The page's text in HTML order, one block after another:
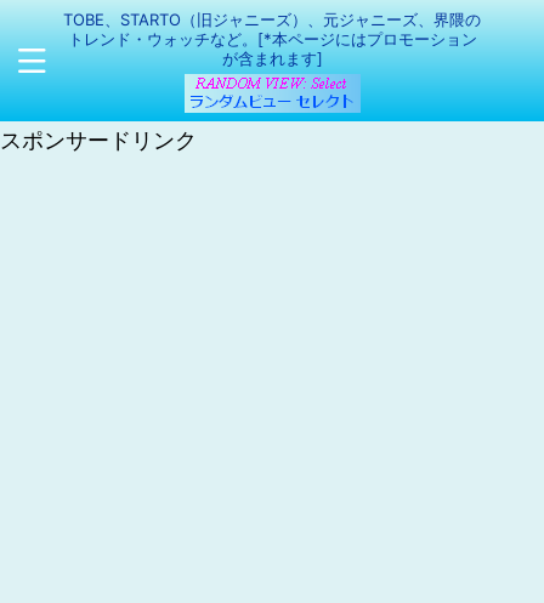
TOBE、STARTO（旧ジャニーズ）、元ジャニーズ、界隈の
トレンド・ウォッチなど。[*本ページにはプロモーション
が含まれます]
スポンサードリンク